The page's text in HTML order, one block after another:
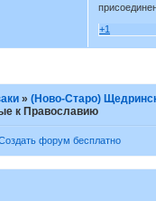
+1
»(Ново-Старо)
к Православию
форум бесплатно